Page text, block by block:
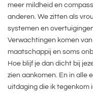
meer mildheid en
anderen. We zitten als
systemen en
Verwachtingen komen
maatschappij en soms
Hoe blijf je dan dicht bij
zien aankomen. En in alle
uitdaging die ik tegenkom